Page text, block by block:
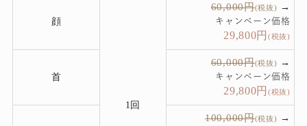
顔
1回
60,000円(税抜) →
キャンペーン価格
29,800円(税抜)
首
60,000円(税抜) →
キャンペーン価格
29,800円(税抜)
100,000円(税抜) →